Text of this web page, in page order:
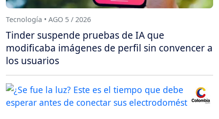
Tecnología • AGO 5 / 2026
Tinder suspende pruebas de IA que
modificaba imágenes de perfil sin convencer a
los usuarios